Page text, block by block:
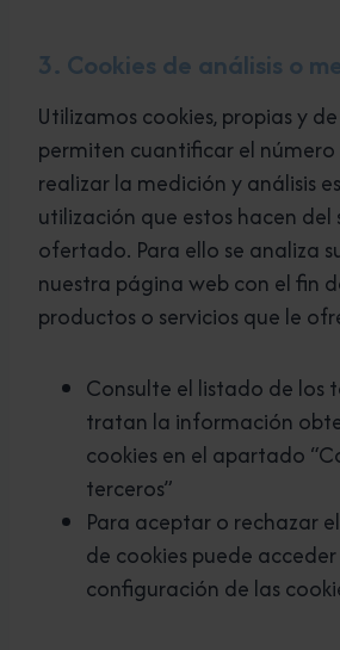
3. Cookies de análisis o
Utilizamos cookies, propias y
permiten cuantificar el número
realizar la medición y análisis
utilización que estos hacen del
ofertado. Para ello se analiza
nuestra página web con el fin
productos o servicios que le
Consulte el listado de los
tratan la información
cookies en el apartado
terceros”
Para aceptar o rechazar
de cookies puede
configuración de las